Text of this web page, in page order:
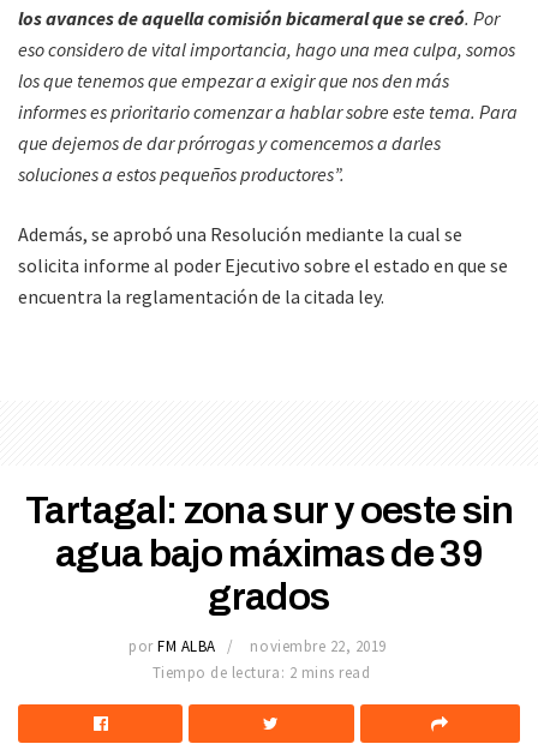
los avances de aquella comisión bicameral que se creó. Por
eso considero de vital importancia, hago una mea culpa, somos
los que tenemos que empezar a exigir que nos den más
informes es prioritario comenzar a hablar sobre este tema. Para
que dejemos de dar prórrogas y comencemos a darles
soluciones a estos pequeños productores”.
Además, se aprobó una Resolución mediante la cual se
solicita informe al poder Ejecutivo sobre el estado en que se
encuentra la reglamentación de la citada ley.
Tartagal: zona sur y oeste sin
agua bajo máximas de 39
grados
por FM ALBA
noviembre 22, 2019
Tiempo de lectura: 2 mins read